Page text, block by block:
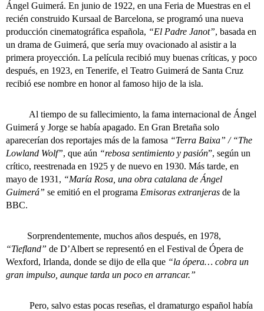
Ángel Guimerá. En junio de 1922, en una Feria de Muestras en el
recién construido Kursaal de Barcelona, se programó una nueva
producción cinematográfica española, “El Padre Janot”, basada en
un drama de Guimerá, que sería muy ovacionado al asistir a la
primera proyección. La película recibió muy buenas críticas, y poco
después, en 1923, en Tenerife, el Teatro Guimerá de Santa Cruz
recibió ese nombre en honor al famoso hijo de la isla.
Al tiempo de su fallecimiento, la fama internacional de Ángel
Guimerá y Jorge se había apagado. En Gran Bretaña solo
aparecerían dos reportajes más de la famosa “Terra Baixa” / “The
Lowland Wolf”, que aún “rebosa sentimiento y pasión”, según un
crítico, reestrenada en 1925 y de nuevo en 1930. Más tarde, en
mayo de 1931, “María Rosa, una obra catalana de Ángel
Guimerá” se emitió en el programa Emisoras extranjeras de la
BBC.
Sorprendentemente, muchos años después, en 1978,
“Tiefland” de D’Albert se representó en el Festival de Ópera de
Wexford, Irlanda, donde se dijo de ella que “la ópera… cobra un
gran impulso, aunque tarda un poco en arrancar.”
Pero, salvo estas pocas reseñas, el dramaturgo español había